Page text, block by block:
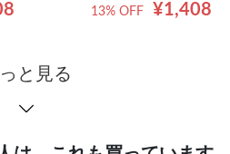
¥1,408
13% OFF
と見る